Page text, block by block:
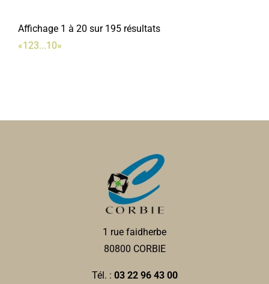
Affichage 1 à 20 sur 195 résultats
«123...10»
1 rue faidherbe
80800 CORBIE
Tél. : 03 22 96 43 00